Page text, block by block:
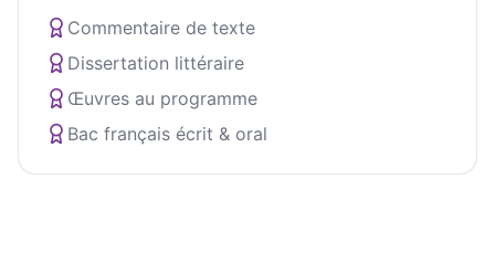
Commentaire de texte
Dissertation littéraire
Œuvres au programme
Bac français écrit & oral